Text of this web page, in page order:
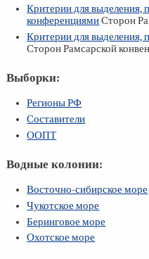
Критерии для выделения,
конференциямиСторон
Критерии для выделения,
Сторон Рамсарской
Выборки:
Регионы РФ
Составители
ООПТ
Водные колонии:
Восточно-сибирское море
Чукотское море
Беринговое море
Охотское море